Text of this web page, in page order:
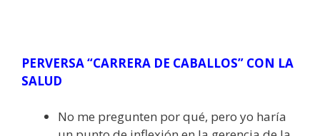
PERVERSA “CARRERA DE CABALLOS” CON LA
SALUD
No me pregunten por qué, pero yo haría